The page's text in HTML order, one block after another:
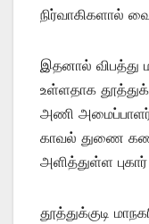
நிர்வாகிகளால்
இதனால் விபத்து
உள்ளதாக
அணி அமைப்பாளர்
காவல் துணை
அளித்துள்ள புகார்
தூத்துக்குடி